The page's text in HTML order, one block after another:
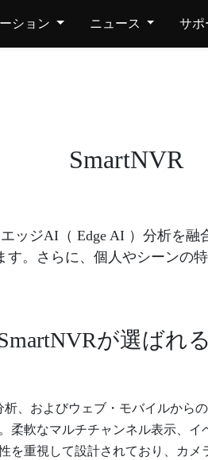
ション ニュース サポ
SmartNVR
ッジAI（ Edge AI ）分析を
。さらに、個人やシーンの
が選ばれ
、およびウェブ・モバイルから
柔軟なマルチチャンネル表示、
を重視して設計されており、カ